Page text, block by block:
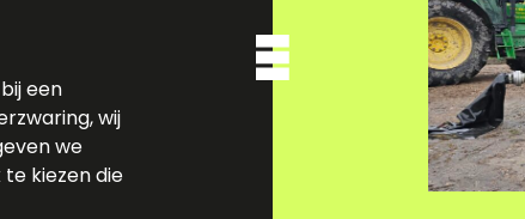
een
wij
we
kiezen die